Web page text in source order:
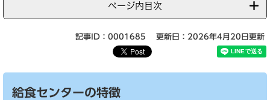
ページ内目次
記事ID：0001685 更新日：2026年4月20日更新
給食センターの特徴